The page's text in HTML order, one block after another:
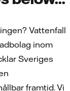
Vattenfall
inom
Sveriges
framtid. Vi